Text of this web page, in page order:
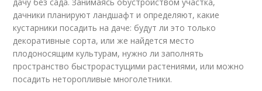
дачники планируют ландшафт и определяют, какие
кустарники посадить на даче: будут ли это только
декоративные сорта, или же найдется место
плодоносящим культурам, нужно ли заполнять
пространство быстрорастущими растениями, или можно
посадить неторопливые многолетники.